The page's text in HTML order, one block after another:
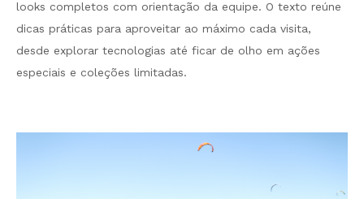
looks completos com orientação da equipe. O texto reúne
dicas práticas para aproveitar ao máximo cada visita,
desde explorar tecnologias até ficar de olho em ações
especiais e coleções limitadas.